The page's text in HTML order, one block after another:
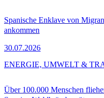
Spanische Enklave von
ankommen
30.07.2026
Über 100.000 Menschen
ENERGIE, UMWELT &